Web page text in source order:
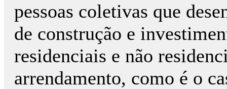
pessoas coletivas que
de construção e
residenciais e não
arrendamento, como é o